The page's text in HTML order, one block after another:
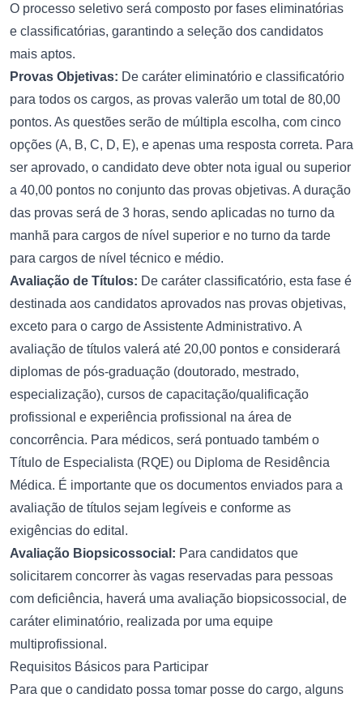
O processo seletivo será composto por fases eliminatórias
e classificatórias, garantindo a seleção dos candidatos
mais aptos.
Provas Objetivas: De caráter eliminatório e classificatório
para todos os cargos, as provas valerão um total de 80,00
pontos. As questões serão de múltipla escolha, com cinco
opções (A, B, C, D, E), e apenas uma resposta correta. Para
ser aprovado, o candidato deve obter nota igual ou superior
a 40,00 pontos no conjunto das provas objetivas. A duração
das provas será de 3 horas, sendo aplicadas no turno da
manhã para cargos de nível superior e no turno da tarde
para cargos de nível técnico e médio.
Avaliação de Títulos: De caráter classificatório, esta fase é
destinada aos candidatos aprovados nas provas objetivas,
exceto para o cargo de Assistente Administrativo. A
avaliação de títulos valerá até 20,00 pontos e considerará
diplomas de pós-graduação (doutorado, mestrado,
especialização), cursos de capacitação/qualificação
profissional e experiência profissional na área de
concorrência. Para médicos, será pontuado também o
Título de Especialista (RQE) ou Diploma de Residência
Médica. É importante que os documentos enviados para a
avaliação de títulos sejam legíveis e conforme as
exigências do edital.
Avaliação Biopsicossocial: Para candidatos que
solicitarem concorrer às vagas reservadas para pessoas
com deficiência, haverá uma avaliação biopsicossocial, de
caráter eliminatório, realizada por uma equipe
multiprofissional.
Requisitos Básicos para Participar
Para que o candidato possa tomar posse do cargo, alguns